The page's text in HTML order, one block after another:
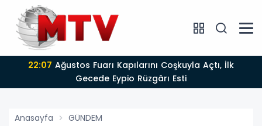
22:07
Gecede Eypio Rüzgârı Esti
Anasayfa GÜNDEM